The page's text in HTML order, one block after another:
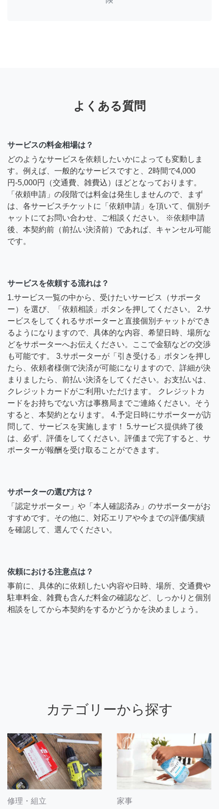
よくある質問
サービスの料金相場は？
どのようなサービスを依頼したいかによっても変動しま
す。例えば、一般的なサービスですと、2時間で4,000
円-5,000円（交通費、雑費込）ほどとなっております。
「依頼申請」の段階では料金は発生しませんので、まず
は、各サービスチケットに「依頼申請」を頂いて、個別チ
ャットにてお問い合わせ、ご相談ください。 ※依頼申請
後、本契約前（前払い決済前）であれば、キャンセル可能
です。
サービスを依頼する流れは？
1.サービス一覧の中から、受けたいサービス（サポータ
ー）を選び、「依頼相談」ボタンを押してください。 2.サ
ービスをしてくれるサポーターと直接個別チャットができ
るようになりますので、具体的な内容、希望日時、場所な
どをサポーターへお伝えください。ここで金額などの交渉
も可能です。 3.サポーターが「引き受ける」ボタンを押し
たら、依頼者様側で決済が可能になりますので、詳細が決
まりましたら、前払い決済をしてください。お支払いは、
クレジットカードがご利用いただけます。 クレジットカ
ードをお持ちでない方は事務局までご連絡ください。そう
すると、本契約となります。 4.予定日時にサポーターが訪
問して、サービスを実施します！ 5.サービス提供終了後
は、必ず、評価をしてください。評価まで完了すると、サ
ポーターが報酬を受け取ることができます。
サポーターの選び方は？
「認定サポーター」や「本人確認済み」のサポーターがお
すすめです。その他に、対応エリアや今までの評価/実績
を確認して、選んでください。
依頼における注意点は？
事前に、具体的に依頼したい内容や日時、場所、交通費や
駐車料金、雑費も含んだ料金の確認など、しっかりと個別
相談をしてから本契約をするかどうかを決めましょう。
カテゴリーから探す
修理・組立 家事